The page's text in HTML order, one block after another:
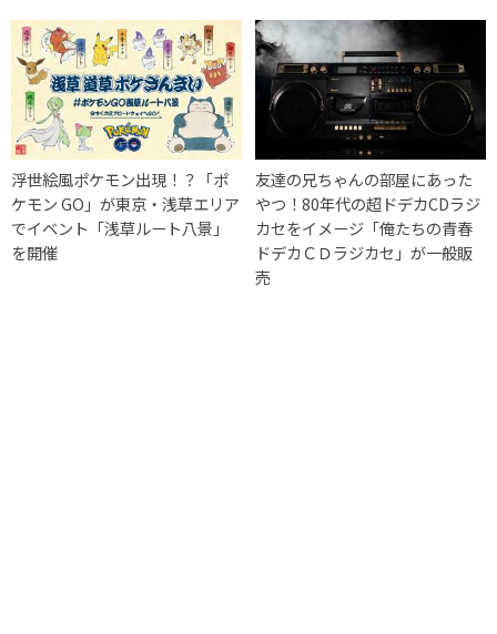
浮世絵風ポケモン出現！？「ポ
ケモン GO」が東京・浅草エリア
でイベント「浅草ルート八景」
を開催
友達の兄ちゃんの部屋にあった
やつ！80年代の超ドデカCDラジ
カセをイメージ「俺たちの青春
ドデカＣＤラジカセ」が一般販
売